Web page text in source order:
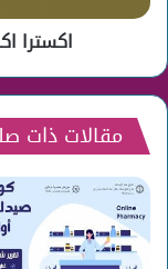
اكسترا
مقالات ذات